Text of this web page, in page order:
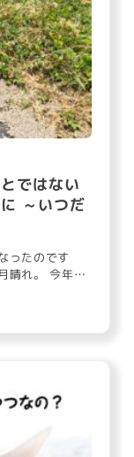
ではない
～いつだ
ったのです
晴れ。 今年に